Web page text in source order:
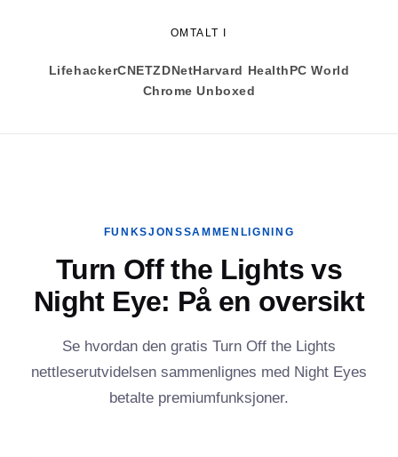
OMTALT I
LifehackerCNETZDNet Harvard Health PC World
Chrome Unboxed
FUNKSJONSSAMMENLIGNING
Turn Off the Lights vs
Night Eye: På en oversikt
Se hvordan den gratis Turn Off the Lights
nettleserutvidelsen sammenlignes med Night Eyes
betalte premiumfunksjoner.